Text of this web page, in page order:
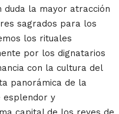
duda la mayor atracción
sagrados para los
los rituales
por los dignatarios
con la cultura del
panorámica de la
esplendor y